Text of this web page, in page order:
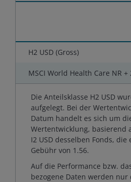
H2 USD (Gross)
MSCI World Health Care NR +
Die Anteilsklasse H2 USD
aufgelegt. Bei der
Datum handelt es sich um
Wertentwicklung, basierend
I2 USD desselben Fonds,
Gebühr von 1.56.
Auf die Performance bzw.
bezogene Daten werden nur